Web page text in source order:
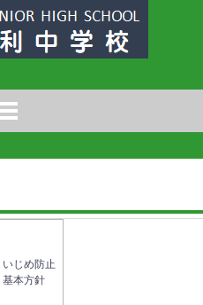
いじめ防止
基本方針